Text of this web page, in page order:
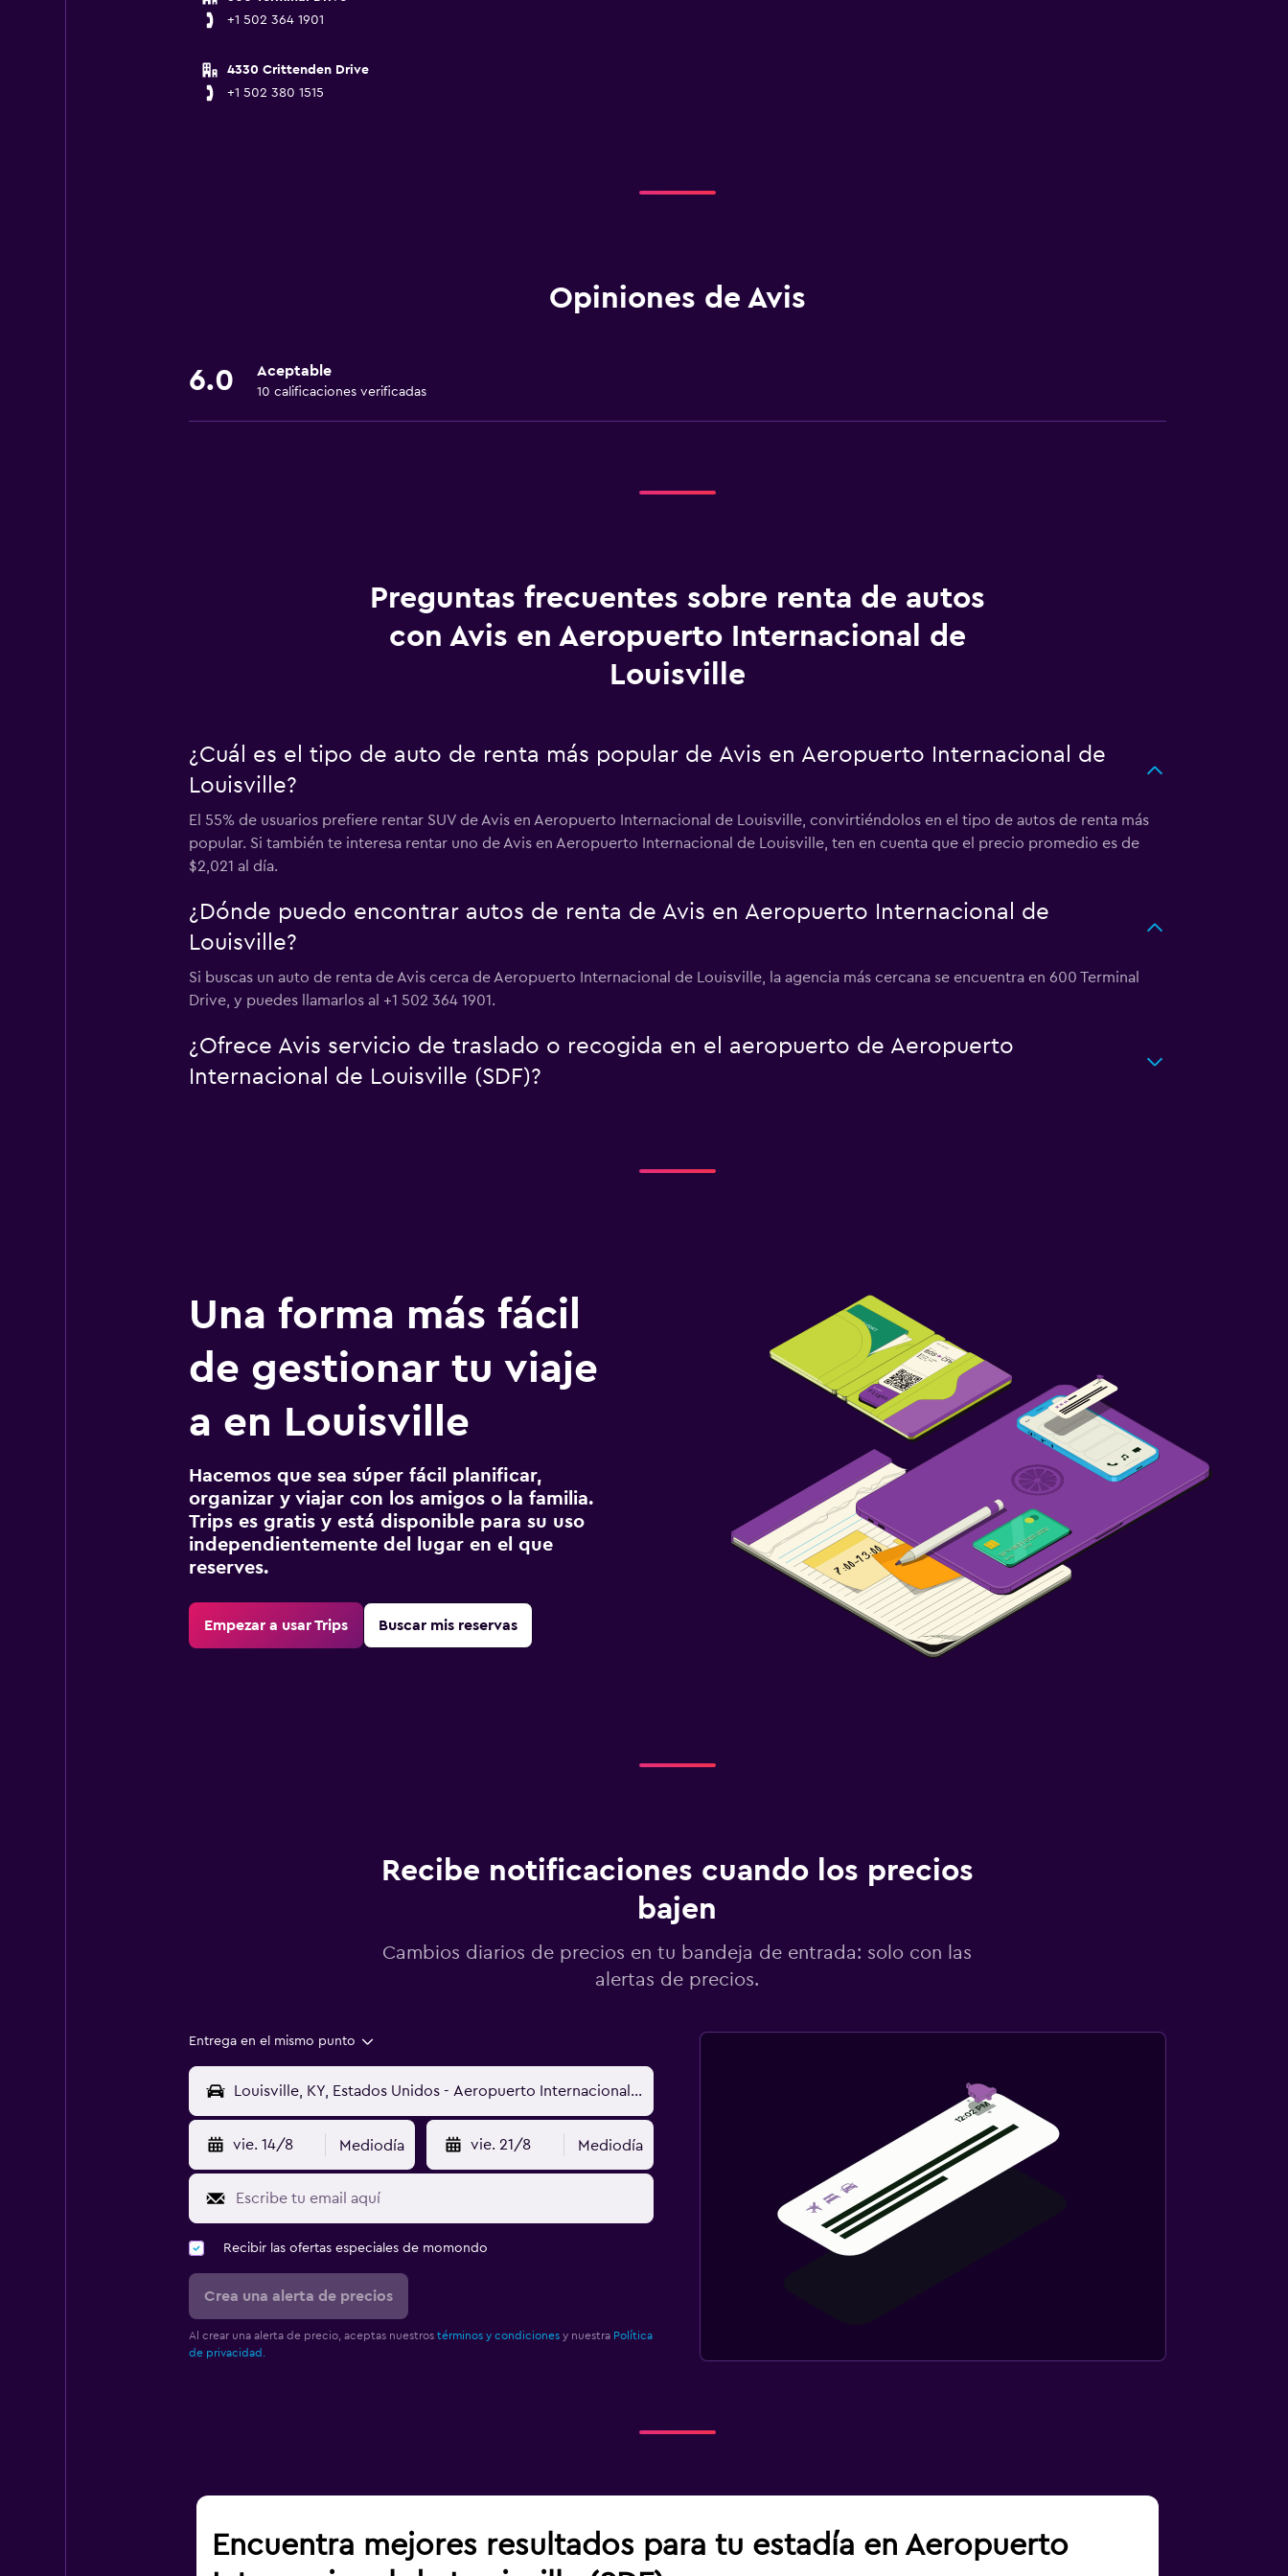
+1 502 364 1901
4330 Crittenden Drive
+1 502 380 1515
Opiniones de Avis
6.0 Aceptable
10 calificaciones verificadas
Preguntas frecuentes sobre renta de autos
con Avis en Aeropuerto Internacional de
Louisville
¿Cuál es el tipo de auto de renta más popular de Avis en Aeropuerto Internacional de
Louisville?
El 55% de usuarios prefiere rentar SUV de Avis en Aeropuerto Internacional de Louisville, convirtiéndolos en el tipo de autos de renta más
popular. Si también te interesa rentar uno de Avis en Aeropuerto Internacional de Louisville, ten en cuenta que el precio promedio es de
$2,021 al día.
¿Dónde puedo encontrar autos de renta de Avis en Aeropuerto Internacional de
Louisville?
Si buscas un auto de renta de Avis cerca de Aeropuerto Internacional de Louisville, la agencia más cercana se encuentra en 600 Terminal
Drive, y puedes llamarlos al +1 502 364 1901.
¿Ofrece Avis servicio de traslado o recogida en el aeropuerto de Aeropuerto
Internacional de Louisville (SDF)?
Una forma más fácil
de gestionar tu viaje
a en Louisville
Hacemos que sea súper fácil planificar,
organizar y viajar con los amigos o la familia.
Trips es gratis y está disponible para su uso
independientemente del lugar en el que
reserves.
Empezar a usar Trips Buscar mis reservas
Recibe notificaciones cuando los precios
bajen
Cambios diarios de precios en tu bandeja de entrada: solo con las
alertas de precios.
Entrega en el mismo punto
vie. 14/8 Mediodía vie. 21/8 Mediodía
Recibir las ofertas especiales de momondo
Crea una alerta de precios
Al crear una alerta de precio, aceptas nuestros términos y condicionesy nuestra Política
de privacidad.
Encuentra mejores resultados para tu estadía en Aeropuerto